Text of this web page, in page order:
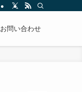
お問い合わせ